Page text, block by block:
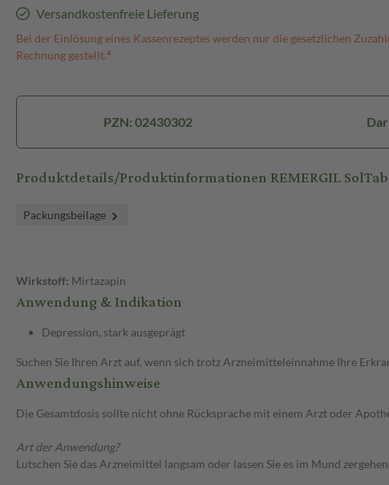
Versandkostenfreie Lieferung
Bei der Einlösung eines Kassenrezeptes werden nur die gesetzlichen
Rechnung gestellt.⁴
PZN: 02430302
Produktdetails/Produktinformationen REMERGIL
Packungsbeilage
Wirkstoff: Mirtazapin
Anwendung & Indikation
Depression, stark ausgeprägt
Suchen Sie Ihren Arzt auf, wenn sich trotz Arzneimitteleinnahme Ihre
Anwendungshinweise
Die Gesamtdosis sollte nicht ohne Rücksprache mit einem Arzt oder
Art der Anwendung?
Lutschen Sie das Arzneimittel langsam oder lassen Sie es im Mund